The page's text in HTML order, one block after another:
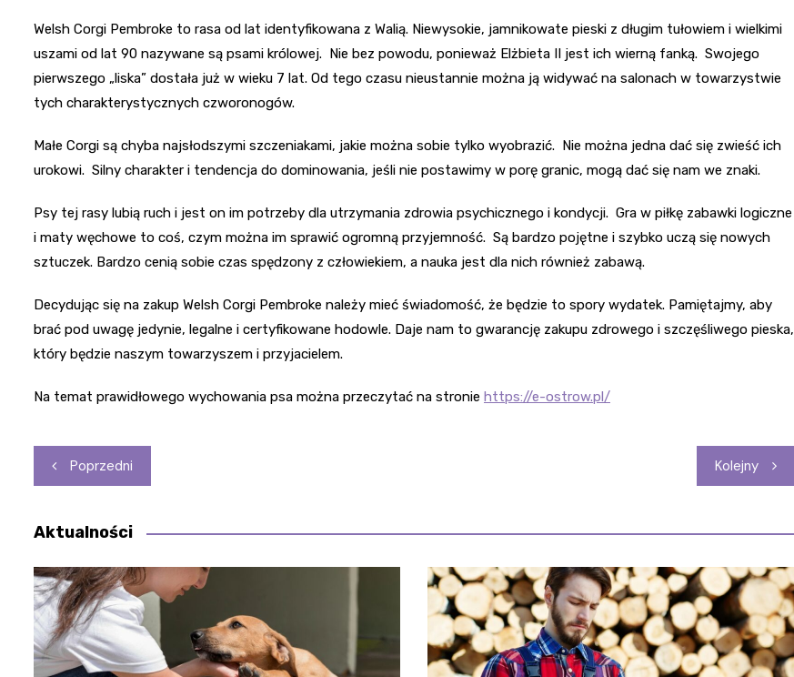
Welsh Corgi Pembroke to rasa od lat identyfikowana z Walią. Niewysokie, jamnikowate pieski z długim tułowiem i wielkimi
uszami od lat 90 nazywane są psami królowej. Nie bez powodu, ponieważ Elżbieta II jest ich wierną fanką. Swojego
pierwszego „liska” dostała już w wieku 7 lat. Od tego czasu nieustannie można ją widywać na salonach w towarzystwie
tych charakterystycznych czworonogów.
Małe Corgi są chyba najsłodszymi szczeniakami, jakie można sobie tylko wyobrazić. Nie można jedna dać się zwieść ich
urokowi. Silny charakter i tendencja do dominowania, jeśli nie postawimy w porę granic, mogą dać się nam we znaki.
Psy tej rasy lubią ruch i jest on im potrzeby dla utrzymania zdrowia psychicznego i kondycji. Gra w piłkę zabawki logiczne
i maty węchowe to coś, czym można im sprawić ogromną przyjemność. Są bardzo pojętne i szybko uczą się nowych
sztuczek. Bardzo cenią sobie czas spędzony z człowiekiem, a nauka jest dla nich również zabawą.
Decydując się na zakup Welsh Corgi Pembroke należy mieć świadomość, że będzie to spory wydatek. Pamiętajmy, aby
brać pod uwagę jedynie, legalne i certyfikowane hodowle. Daje nam to gwarancję zakupu zdrowego i szczęśliwego pieska,
który będzie naszym towarzyszem i przyjacielem.
Na temat prawidłowego wychowania psa można przeczytać na stronie https://e-ostrow.pl/
Nawigacja
wpisu
Poprzedni Kolejny
Aktualności